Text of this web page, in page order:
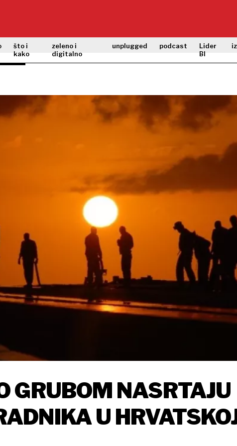
što i
kako
zeleno i
digitalno
unplugged podcast
Lider
BI
GRUBOM NASRTAJU
U